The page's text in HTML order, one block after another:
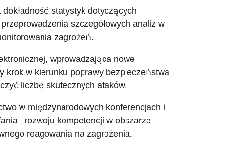
statystyk dotyczących
szczegółowych analiz w
zagrożeń.
wprowadzająca nowe
krok w kierunku poprawy bezpieczeństwa
liczbę skutecznych ataków.
w międzynarodowych konferencjach i
i rozwoju kompetencji w obszarze
reagowania na zagrożenia.